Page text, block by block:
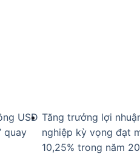
USD
quay
Tăng trưởng lợi
nghiệp kỳ vọng đạt
10,25% trong năm